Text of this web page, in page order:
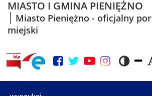
MIASTO I GMINA PIENIĘŻNO
Miasto Pieniężno - oficjalny
miejski